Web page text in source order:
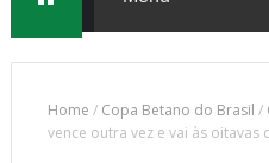
Home / Copa Betano do Brasil /
vence outra vez e vai às oitavas